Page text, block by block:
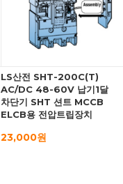
LS산전 SHT-200C(T)
AC/DC 48-60V 납기1달
차단기 SHT 션트 MCCB
ELCB용 전압트립장치
23,000원